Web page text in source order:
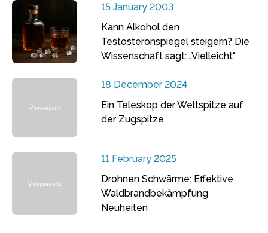
15 January 2003
Kann Alkohol den
Testosteronspiegel steigern? Die
Wissenschaft sagt: „Vielleicht“
18 December 2024
Ein Teleskop der Weltspitze auf
der Zugspitze
11 February 2025
Drohnen Schwärme: Effektive
Waldbrandbekämpfung
Neuheiten